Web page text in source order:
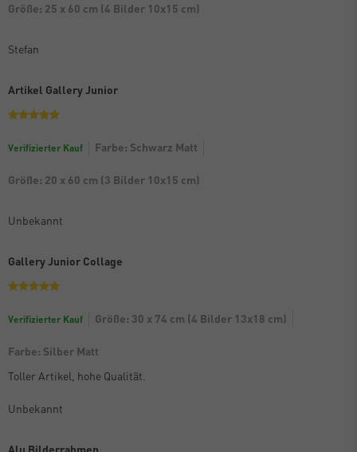
Größe: 25 x 60 cm (4 Bilder 10x15 cm)
Stefan
Artikel Gallery Junior
Verifizierter Kauf Farbe: Schwarz Matt
Größe: 20 x 60 cm (3 Bilder 10x15 cm)
Unbekannt
Gallery Junior Collage
Verifizierter Kauf Größe: 30 x 74 cm (4 Bilder 13x18 cm)
Farbe: Silber Matt
Toller Artikel, hohe Qualität.
Unbekannt